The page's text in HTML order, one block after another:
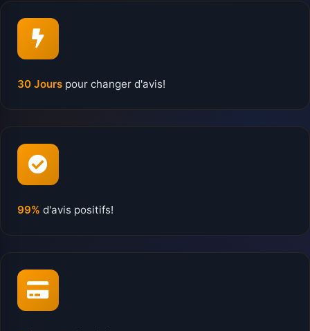
30 Jours pour changer d'avis!
99% d'avis positifs!